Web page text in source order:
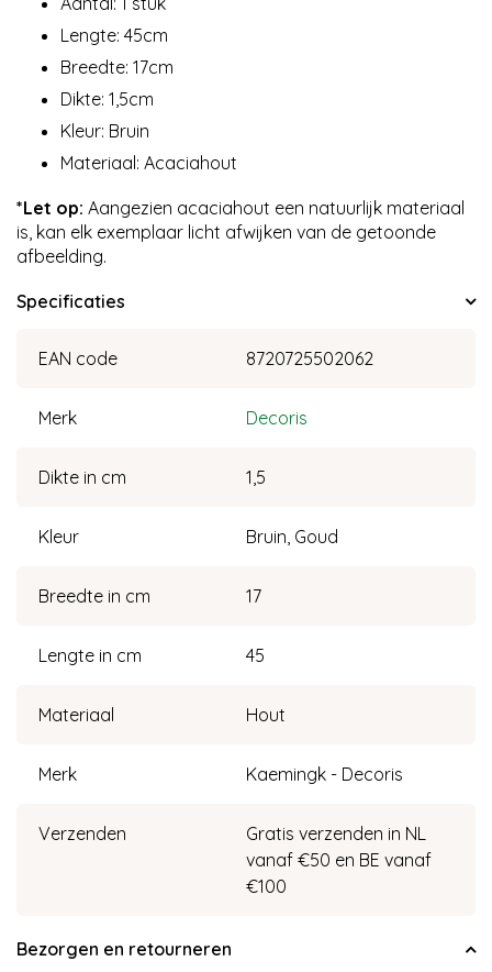
Lengte: 45cm
Breedte: 17cm
Dikte: 1,5cm
Kleur: Bruin
Materiaal: Acaciahout
*Let op: Aangezien acaciahout een natuurlijk materiaal
is, kan elk exemplaar licht afwijken van de getoonde
afbeelding.
Specificaties
EAN code 8720725502062
Merk Decoris
Dikte in cm 1,5
Kleur Bruin, Goud
Breedte in cm 17
Lengte in cm 45
Materiaal Hout
Merk Kaemingk - Decoris
Verzenden
Gratis verzenden in NL
vanaf €50 en BE vanaf
€100
Bezorgen en retourneren